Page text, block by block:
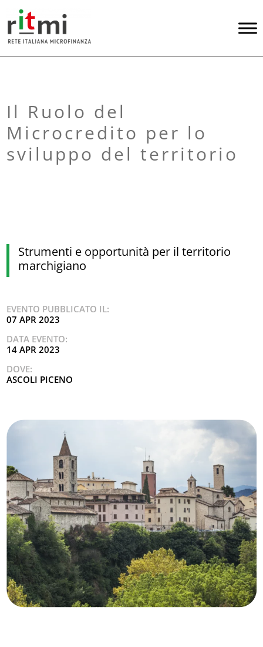
Il Ruolo del
Microcredito per lo
sviluppo del territorio
Strumenti e opportunità per il territorio
marchigiano
EVENTO PUBBLICATO IL:
07 APR 2023
DATA EVENTO:
14 APR 2023
DOVE:
ASCOLI PICENO